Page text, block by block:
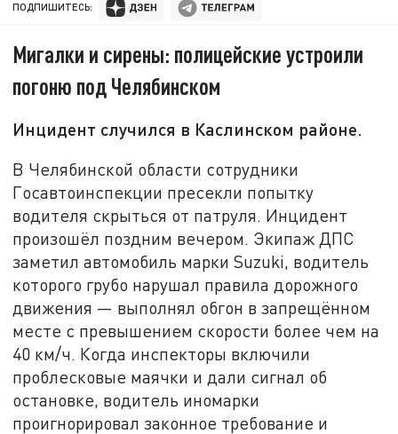
ПОДПИШИТЕСЬ:
Мигалки и сирены: полицейские устроили
погоню под Челябинском
Инцидент случился в Каслинском районе.
В Челябинской области сотрудники
Госавтоинспекции пресекли попытку
водителя скрыться от патруля. Инцидент
произошёл поздним вечером. Экипаж ДПС
заметил автомобиль марки Suzuki, водитель
которого грубо нарушал правила дорожного
движения — выполнял обгон в запрещённом
месте с превышением скорости более чем на
40 км/ч. Когда инспекторы включили
проблесковые маячки и дали сигнал об
остановке, водитель иномарки
проигнорировал законное требование и